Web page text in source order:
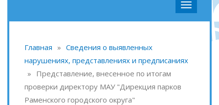
Главная » Сведения о выявленных
нарушениях, представлениях и предписаниях
» Представление, внесенное по итогам
проверки директору МАУ "Дирекция парков
Раменского городского округа"